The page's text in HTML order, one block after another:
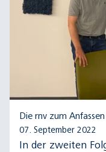
Die rnv zum
07. September 2022
In der zweiten